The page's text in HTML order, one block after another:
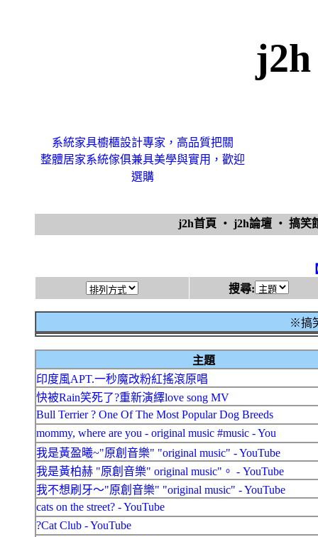
系統家具櫥櫃設計專家，高品質把關
整體居家系統傢俱兼具美學與實用，歡迎
選購
j2h首頁 ‧ j2h論壇 ‧ 搞
搜尋:
※搞
主題
印度風APT.一秒魔改粉紅搖滾原唱
快被Rain笑死了?重新演繹love song MV
Bull Terrier ? One Of The Most Popular Dog Breeds
mommy, where are you - original music #music - You
我是黃盈曦~"原創音樂" "original music" - YouTube
我是黃柏赫 "原創音樂" original music"。 - YouTube
我不想刷牙～"原創音樂" "original music" - YouTube
cats on the street? - YouTube
?Cat Club - YouTube